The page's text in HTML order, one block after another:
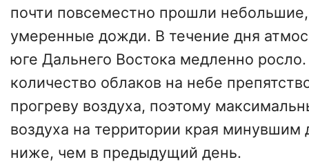
почти повсеместно прошли
умеренные дожди. В течение дня
юге Дальнего Востока медленно
количество облаков на небе
прогреву воздуха, поэтому
воздуха на территории края
ниже, чем в предыдущий день.